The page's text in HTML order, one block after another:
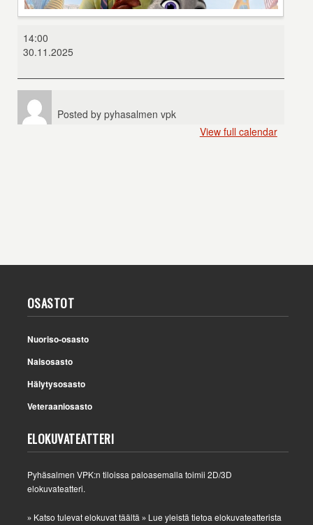
eläinten
kaupunki
14:00
30.11.2025
Posted by pyhasalmen vpk
View full calendar
OSASTOT
Nuoriso-osasto
Naisosasto
Hälytysosasto
Veteraaniosasto
ELOKUVATEATTERI
Pyhäsalmen VPK:n tiloissa paloasemalla toimii 2D/3D
elokuvateatteri.
» Katso tulevat elokuvat täältä » Lue yleistä tietoa elokuvateatterista